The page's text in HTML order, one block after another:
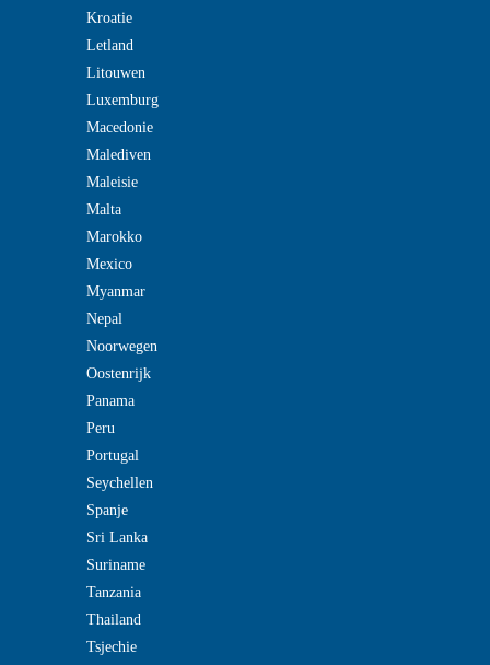
Kroatie
Letland
Litouwen
Luxemburg
Macedonie
Malediven
Maleisie
Malta
Marokko
Mexico
Myanmar
Nepal
Noorwegen
Oostenrijk
Panama
Peru
Portugal
Seychellen
Spanje
Sri Lanka
Suriname
Tanzania
Thailand
Tsjechie